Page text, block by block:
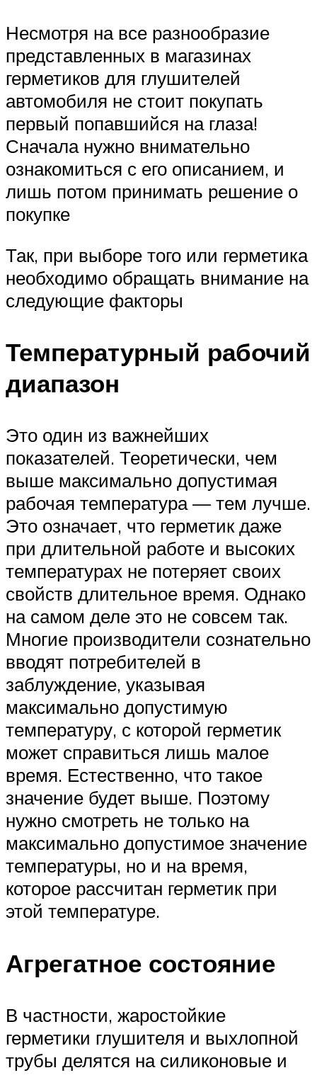
Несмотря на все разнообразие
представленных в магазинах
герметиков для глушителей
автомобиля не стоит покупать
первый попавшийся на глаза!
Сначала нужно внимательно
ознакомиться с его описанием, и
лишь потом принимать решение о
покупке
Так, при выборе того или герметика
необходимо обращать внимание на
следующие факторы
Температурный рабочий
диапазон
Это один из важнейших
показателей. Теоретически, чем
выше максимально допустимая
рабочая температура — тем лучше.
Это означает, что герметик даже
при длительной работе и высоких
температурах не потеряет своих
свойств длительное время. Однако
на самом деле это не совсем так.
Многие производители сознательно
вводят потребителей в
заблуждение, указывая
максимально допустимую
температуру, с которой герметик
может справиться лишь малое
время. Естественно, что такое
значение будет выше. Поэтому
нужно смотреть не только на
максимально допустимое значение
температуры, но и на время,
которое рассчитан герметик при
этой температуре.
Агрегатное состояние
В частности, жаростойкие
герметики глушителя и выхлопной
трубы делятся на силиконовые и